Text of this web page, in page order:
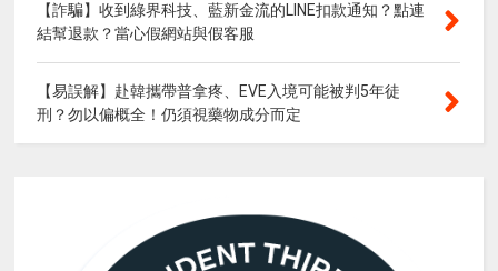
【詐騙】收到綠界科技、藍新金流的LINE扣款通知？點連
結幫退款？當心假網站與假客服
【易誤解】赴韓攜帶普拿疼、EVE入境可能被判5年徒
刑？勿以偏概全！仍須視藥物成分而定